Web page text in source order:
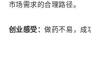
市场需求的合理路径。
创业感受：做药不易，成